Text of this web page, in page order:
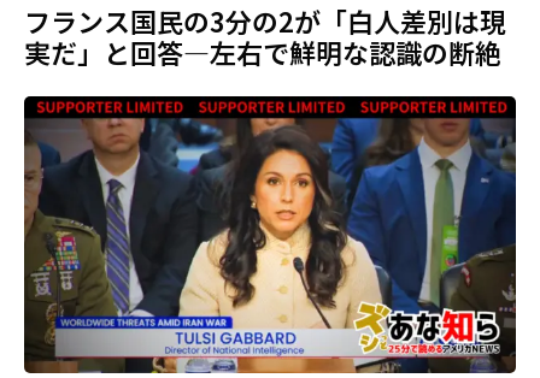
フランス国民の3分の2が「白人差別は現
実だ」と回答―左右で鮮明な認識の断絶